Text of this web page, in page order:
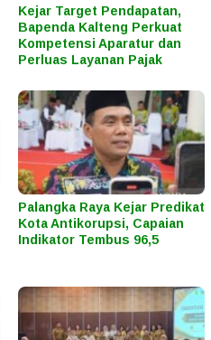
Kejar Target Pendapatan,
Bapenda Kalteng Perkuat
Kompetensi Aparatur dan
Perluas Layanan Pajak
Palangka Raya Kejar Predikat
Kota Antikorupsi, Capaian
Indikator Tembus 96,5